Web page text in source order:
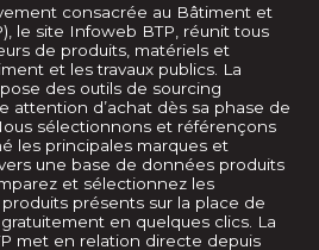
consacrée au Bâtiment et
le site Infoweb BTP, réunit tous
de produits, matériels et
et les travaux publics. La
des outils de sourcing
attention d’achat dès sa phase de
sélectionnons et référençons
les principales marques et
une base de données produits
et sélectionnez les
présents sur la place de
en quelques clics. La
met en relation directe depuis